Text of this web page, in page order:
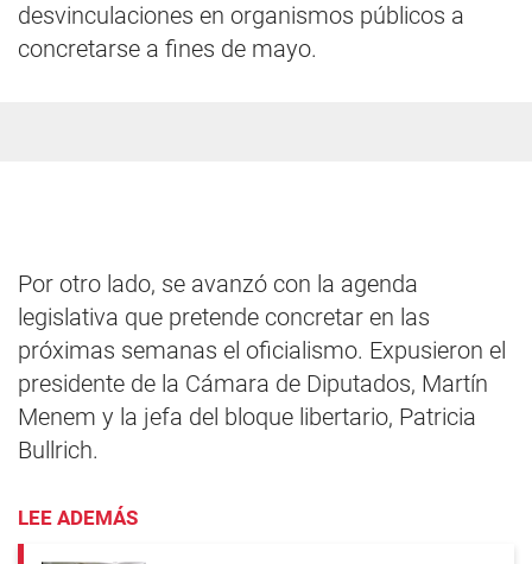
desvinculaciones en organismos públicos a
concretarse a fines de mayo.
Por otro lado, se avanzó con la agenda
legislativa que pretende concretar en las
próximas semanas el oficialismo. Expusieron el
presidente de la Cámara de Diputados, Martín
Menem y la jefa del bloque libertario, Patricia
Bullrich.
LEE ADEMÁS